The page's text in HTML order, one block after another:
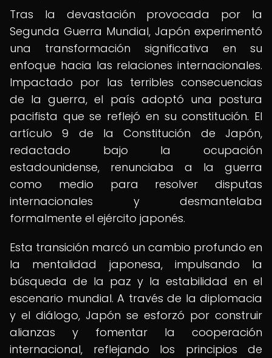
Tras la devastación provocada por la
Segunda Guerra Mundial, Japón experimentó
una transformación significativa en su
enfoque hacia las relaciones internacionales.
Impactado por las terribles consecuencias
de la guerra, el país adoptó una postura
pacifista que se reflejó en su constitución. El
artículo 9 de la Constitución de Japón,
redactado bajo la ocupación
estadounidense, renunciaba a la guerra
como medio para resolver disputas
internacionales y desmantelaba
formalmente el ejército japonés.
Esta transición marcó un cambio profundo en
la mentalidad japonesa, impulsando la
búsqueda de la paz y la estabilidad en el
escenario mundial. A través de la diplomacia
y el diálogo, Japón se esforzó por construir
alianzas y fomentar la cooperación
internacional, reflejando los principios de